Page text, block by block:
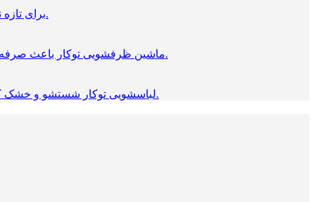
برای تازه نگه داشتن مواد غذایی یخجال حیاتی است. محصولات توکار بوش مناسب برای هر آشپزخانه ای است. که استاندارد طراحی شده.
ماشین ظرفشویی توکار باعث صرفه‌ جویی در وقت شما می‌شود. این ظرفشویی ها از جدیدترین فناوری ها استفاده می کنند، که «شستن ظرف‌ها» را، آسان می‌کند.
لباسشویی توکار شستشو و خشک کردن راحت را فراهم می کند، و به پارچه ها آسیب نمی زند، در عین حال مصرف آب را کاهش می دهد و مصرف برق کمی دارد.